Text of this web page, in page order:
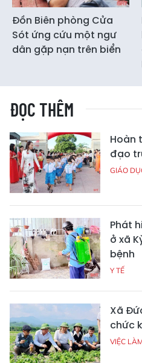
Đồn Biên phòng Cửa
Sót ứng cứu một ngư
dân gặp nạn trên biển
ĐỌC THÊM
Hoàn
đạo
GIÁO
Phát
ở xã
bệnh
Y TẾ
Xã
chức
VIỆC